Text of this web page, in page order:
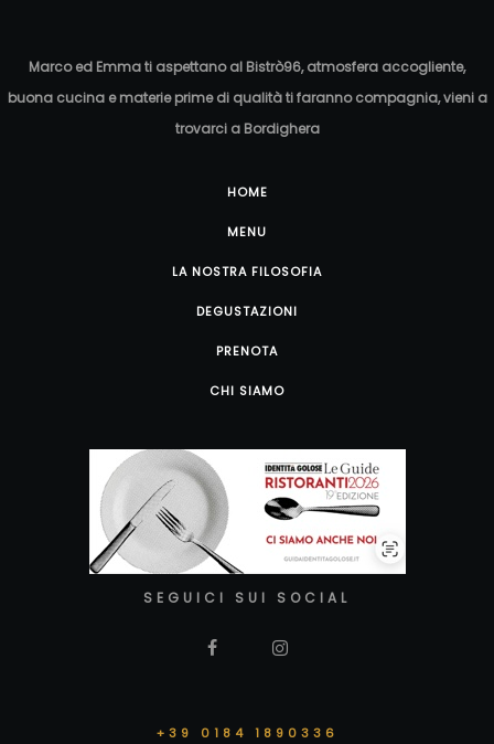
Marco ed Emma ti aspettano al Bistrò96, atmosfera accogliente,
buona cucina e materie prime di qualità ti faranno compagnia, vieni a
trovarci a Bordighera
HOME
MENU
LA NOSTRA FILOSOFIA
DEGUSTAZIONI
PRENOTA
CHI SIAMO
SEGUICI SUI SOCIAL
+39 0184 1890336